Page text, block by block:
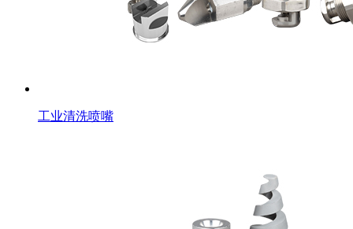
工业清洗喷嘴